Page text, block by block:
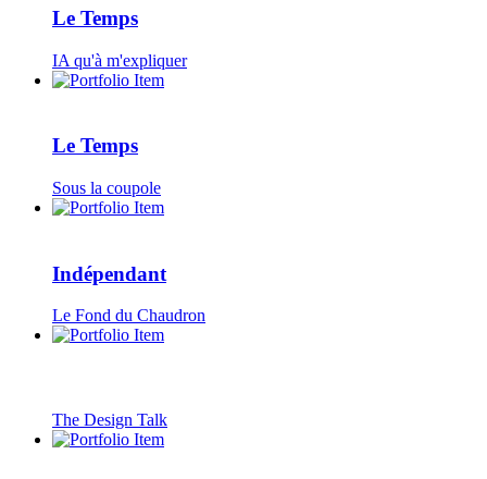
Le Temps
IA qu'à m'expliquer
Le Temps
Sous la coupole
Indépendant
Le Fond du Chaudron
The Design Talk